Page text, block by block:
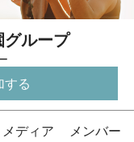
ループ
する
メディア メンバー